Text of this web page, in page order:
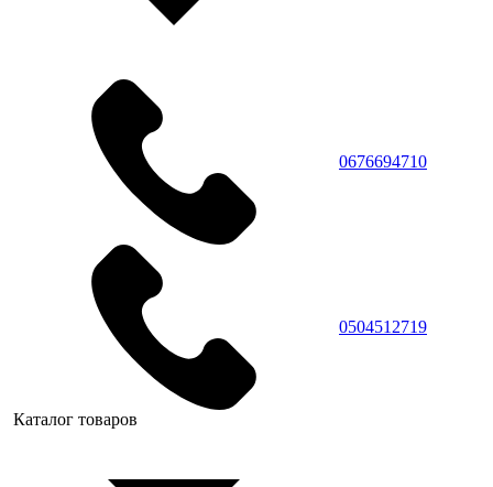
0676694710
0504512719
Каталог товаров